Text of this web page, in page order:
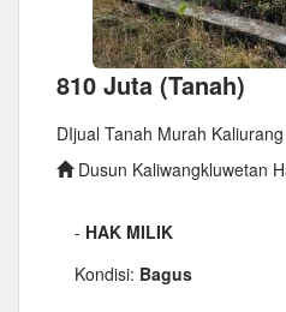
810 Juta (Tanah)
DIjual Tanah Murah
Dusun Kaliwangkluwetan
- HAK MILIK
Kondisi: Bagus